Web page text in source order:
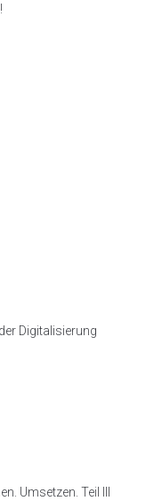
Digitalisierung
Umsetzen. Teil III